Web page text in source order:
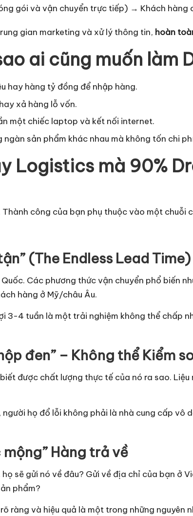
gói và vận chuyển trực tiếp) → Khách hàng
gian marketing và xử lý thông tin, hoàn
ai cũng muốn làm
hay hàng tỷ đồng để nhập hàng.
xả hàng lỗ vốn.
một chiếc laptop và kết nối internet.
ngàn sản phẩm khác nhau mà không tốn chi
Logistics mà 90%
công của bạn phụ thuộc vào một chuỗi
(The Endless Lead Time)
Các phương thức vận chuyển phổ biến
hàng ở Mỹ/châu Âu.
3-4 tuần là một trải nghiệm không thể chấp
đen” – Không thể Kiểm
được chất lượng thực tế của nó ra sao.
họ đổ lỗi không phải là nhà cung cấp vô
mộng” Hàng trả về
sẽ gửi nó về đâu? Gửi về địa chỉ của bạn ở
phẩm?
rõ ràng và hiệu quả là một trong những nguyên